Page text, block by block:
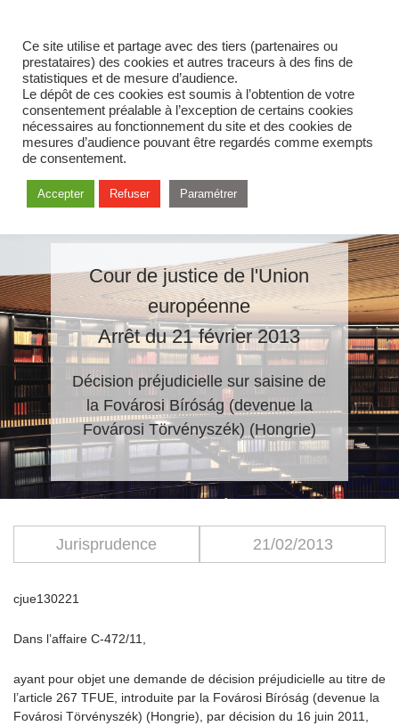
Cour de justice de l'Union
européenne
Arrêt du 21 février 2013
Décision préjudicielle sur saisine de
la Fovárosi Bíróság (devenue la
Fovárosi Törvényszék) (Hongrie)
Jurisprudence 21/02/2013
cjue130221
Dans l’affaire C-472/11,
ayant pour objet une demande de décision préjudicielle au titre de
l’article 267 TFUE, introduite par la Fovárosi Bíróság (devenue la
Fovárosi Törvényszék) (Hongrie), par décision du 16 juin 2011,
Ce site utilise et partage avec des tiers (partenaires ou
prestataires) des cookies et autres traceurs à des fins de
statistiques et de mesure d’audience.
Le dépôt de ces cookies est soumis à l’obtention de votre
consentement préalable à l’exception de certains cookies
nécessaires au fonctionnement du site et des cookies de
mesures d’audience pouvant être regardés comme exempts
de consentement.
Accepter Refuser Paramétrer